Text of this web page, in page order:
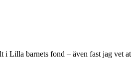
barnets fond – även fast jag vet